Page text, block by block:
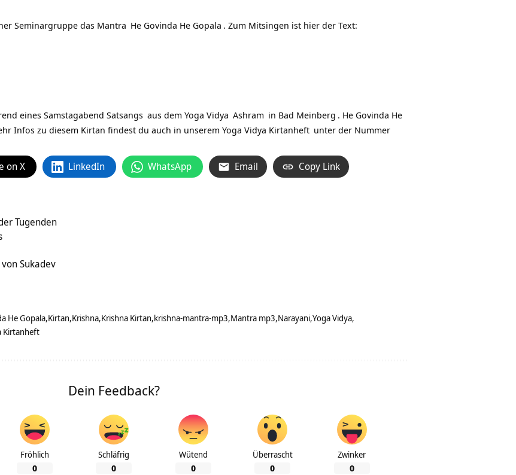
Seminargruppe das Mantra He Govinda He Gopala . Zum Mitsingen ist hier der Text:
eines Samstagabend Satsangs aus dem Yoga Vidya Ashram in Bad Meinberg . He Govinda He
Infos zu diesem Kirtan findest du auch in unserem Yoga Vidya Kirtanheft unter der Nummer
on X LinkedIn WhatsApp Email Copy Link
Tugenden
Sukadev
He Gopala Kirtan Krishna Krishna Kirtan krishna-mantra-mp3 Mantra mp3 Narayani Yoga Vidya
Kirtanheft
Dein Feedback?
Fröhlich
0
Schläfrig
0
Wütend
0
Überrascht
0
Zwinker
0